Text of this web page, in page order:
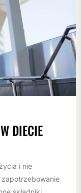
DIECIE
i nie